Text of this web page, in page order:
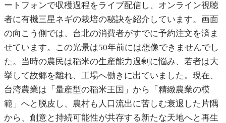
ートフォンで収穫過程をライブ配信し、オンライン視聴
者に有機三星ネギの栽培の秘訣を紹介しています。画面
の向こう側では、台北の消費者がすでに予約注文を済ま
せています。この光景は50年前には想像できませんでし
た。当時の農民は稲米の生産能力過剰に悩み、若者は大
挙して故郷を離れ、工場へ働きに出ていました。現在、
台湾農業は「量産型の稲米王国」から「精緻農業の模
範」へと脱皮し、農村も人口流出に苦しむ衰退した片隅
から、創意と持続可能性が共存する新たな天地へと再生